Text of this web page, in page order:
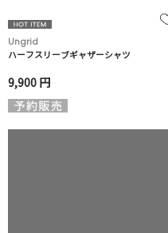
Ungrid
ハーフスリーブギャザーシャツ
9,900 円